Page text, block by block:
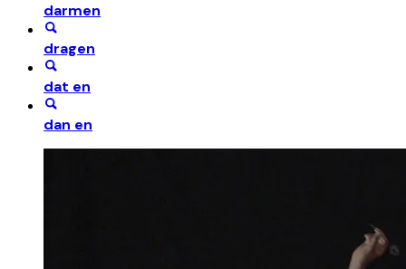
darmen
dragen
dat en
dan en